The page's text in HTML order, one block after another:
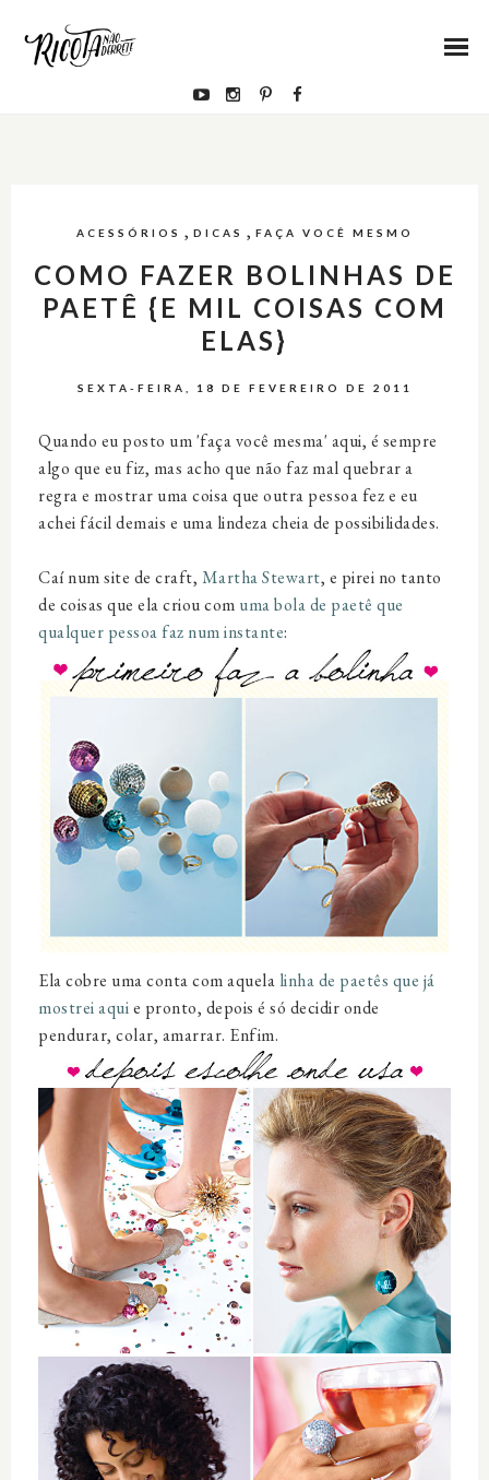
ACESSÓRIOS , DICAS , FAÇA VOCÊ MESMO
COMO FAZER BOLINHAS DE
PAETÊ {E MIL COISAS COM
ELAS}
SEXTA-FEIRA, 18 DE FEVEREIRO DE 2011
Quando eu posto um 'faça você mesma' aqui, é sempre
algo que eu fiz, mas acho que não faz mal quebrar a
regra e mostrar uma coisa que outra pessoa fez e eu
achei fácil demais e uma lindeza cheia de possibilidades.
Caí num site de craft, Martha Stewart, e pirei no tanto
de coisas que ela criou com uma bola de paetê que
qualquer pessoa faz num instante:
Ela cobre uma conta com aquela linha de paetês que já
mostrei aquie pronto, depois é só decidir onde
pendurar, colar, amarrar. Enfim.